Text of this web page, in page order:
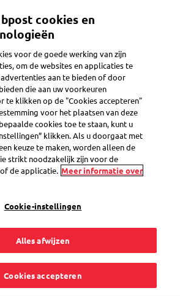
en Bewindvoerders
of ben je een
in het postkantoor
cookies en
voor de goede werking van zijn
om de websites en applicaties te
aan te bieden of door
die aan uw voorkeuren
te klikken op de "Cookies accepteren"
voor het plaatsen van deze
cookies toe te staan, kunt u
klikken. Als u doorgaat met
keuze te maken, worden alleen de
strikt noodzakelijk zijn voor de
de applicatie. Meer informatie over
Cookie-instellingen
Alles afwijzen
Cookies accepteren